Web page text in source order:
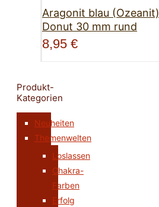
Aragonit blau (Ozeanit)
Donut 30 mm rund
8,95 €
Produkt-
Kategorien
Neuheiten
Themenwelten
Loslassen
Chakra-
Farben
Erfolg